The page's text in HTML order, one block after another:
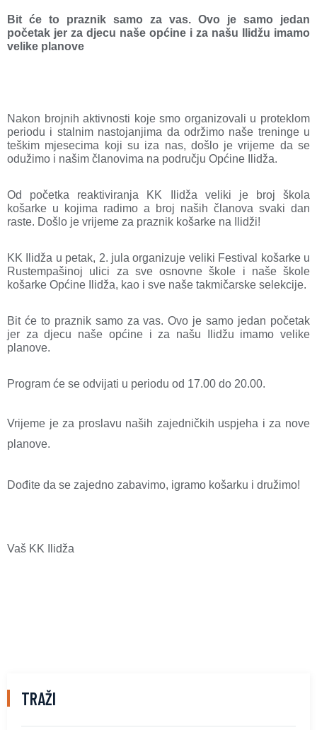
Bit će to praznik samo za vas. Ovo je samo jedan
početak jer za djecu naše općine i za našu Ilidžu imamo
velike planove
Nakon brojnih aktivnosti koje smo organizovali u proteklom
periodu i stalnim nastojanjima da održimo naše treninge u
teškim mjesecima koji su iza nas, došlo je vrijeme da se
odužimo i našim članovima na području Općine Ilidža.
Od početka reaktiviranja KK Ilidža veliki je broj škola
košarke u kojima radimo a broj naših članova svaki dan
raste. Došlo je vrijeme za praznik košarke na Ilidži!
KK Ilidža u petak, 2. jula organizuje veliki Festival košarke u
Rustempašinoj ulici za sve osnovne škole i naše škole
košarke Općine Ilidža, kao i sve naše takmičarske selekcije.
Bit će to praznik samo za vas. Ovo je samo jedan početak
jer za djecu naše općine i za našu Ilidžu imamo velike
planove.
Program će se odvijati u periodu od 17.00 do 20.00.
Vrijeme je za proslavu naših zajedničkih uspjeha i za nove
planove.
Dođite da se zajedno zabavimo, igramo košarku i družimo!
Vaš KK Ilidža
TRAŽI